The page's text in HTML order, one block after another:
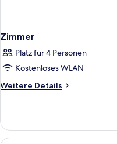
Zimmer
Platz für 4 Personen
Kostenloses WLAN
Weitere Details
Weitere